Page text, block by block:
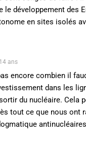
le développement des
en sites isolés
ans
encore combien il
dans les
du nucléaire. Cela
tout ce que nous ont